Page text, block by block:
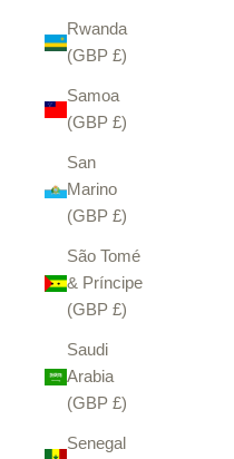
Rwanda
(GBP £)
Samoa
(GBP £)
San
Marino
(GBP £)
São Tomé
& Príncipe
(GBP £)
Saudi
Arabia
(GBP £)
Senegal